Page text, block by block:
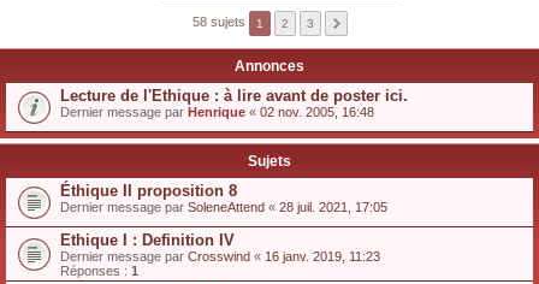
58 sujets 1 2 3
Annonces
Lecture de l'Ethique : à lire avant de poster ici.
Dernier message par Henrique « 02 nov. 2005, 16:48
Sujets
Éthique II proposition 8
Dernier message par SoleneAttend « 28 juil. 2021, 17:05
Ethique I : Definition IV
Dernier message par Crosswind « 16 janv. 2019, 11:23
Réponses : 1